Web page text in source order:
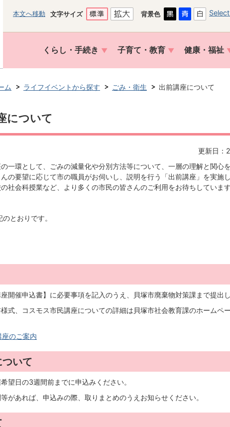
本文へ移動 文字サイズ 背景色
くらし・手続き 子育て・教育 健康・福祉
ム ライフイベントから探す ごみ・衛生 出前講座について
について
更新日：
一環として、ごみの減量化や分別方法等について、一層の理解と関心
の要望に応じて市の職員がお伺いし、説明を行う「出前講座」を実施
社会科授業など、より多くの市民の皆さんのご利用をお待ちしています
とおりです。
開催申込書】に必要事項を記入のうえ、貝塚市廃棄物対策課まで提出し
式、コスモス市民講座についての詳細は貝塚市社会教育課のホームペ
座のご案内
ついて
望日の3週間前までに申込みください。
があれば、申込みの際、取りまとめのうえお知らせください。